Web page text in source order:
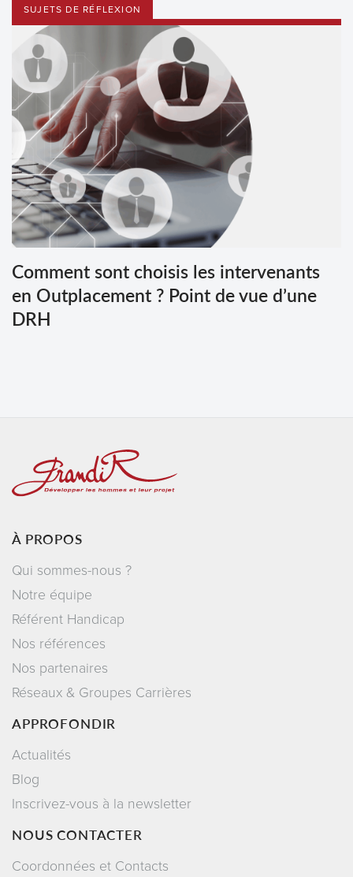
SUJETS DE RÉFLEXION
Comment sont choisis les intervenants
en Outplacement ? Point de vue d’une
DRH
À PROPOS
Qui sommes-nous ?
Notre équipe
Référent Handicap
Nos références
Nos partenaires
Réseaux & Groupes Carrières
APPROFONDIR
Actualités
Blog
Inscrivez-vous à la newsletter
NOUS CONTACTER
Coordonnées et Contacts